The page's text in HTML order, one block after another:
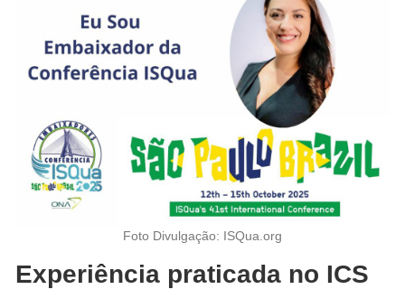
Foto Divulgação: ISQua.org
Experiência praticada no ICS